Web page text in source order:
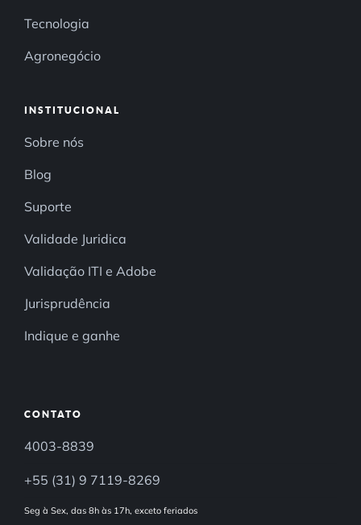
Tecnologia
Agronegócio
INSTITUCIONAL
Sobre nós
Blog
Suporte
Validade Juridica
Validação ITI e Adobe
Jurisprudência
Indique e ganhe
CONTATO
4003-8839
+55 (31) 9 7119-8269
Seg à Sex, das 8h às 17h, exceto feriados